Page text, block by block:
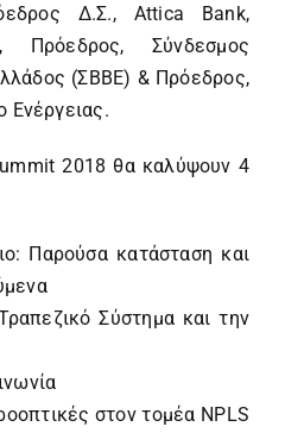
Δ.Σ., Attica Bank,
, Πρόεδρος, Σύνδεσμος
(ΣΒΒΕ) & Πρόεδρος,
Ενέργειας.
2018 θα καλύψουν 4
Παρούσα κατάσταση και
Σύστημα και την
στον τομέα NPLS